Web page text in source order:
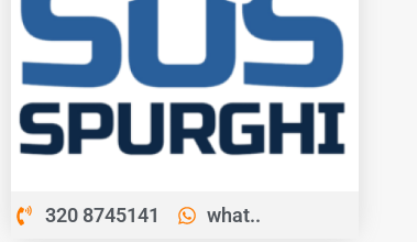
320 8745141 what..